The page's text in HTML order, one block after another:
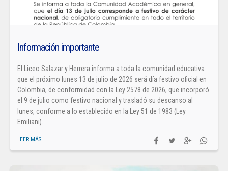
Información importante
El Liceo Salazar y Herrera informa a toda la comunidad educativa
que el próximo lunes 13 de julio de 2026 será día festivo oficial en
Colombia, de conformidad con la Ley 2578 de 2026, que incorporó
el 9 de julio como festivo nacional y trasladó su descanso al
lunes, conforme a lo establecido en la Ley 51 de 1983 (Ley
Emiliani).
LEER MÁS